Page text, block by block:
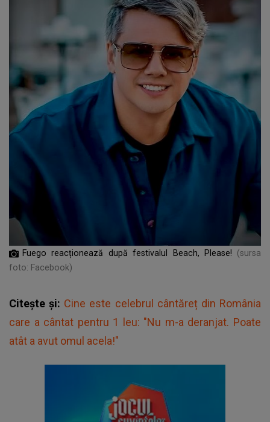
Fuego reacționează după festivalul Beach, Please!
(sursa
foto: Facebook)
Citește și: Cine este celebrul cântăreț din România
care a cântat pentru 1 leu: "Nu m-a deranjat. Poate
atât a avut omul acela!"